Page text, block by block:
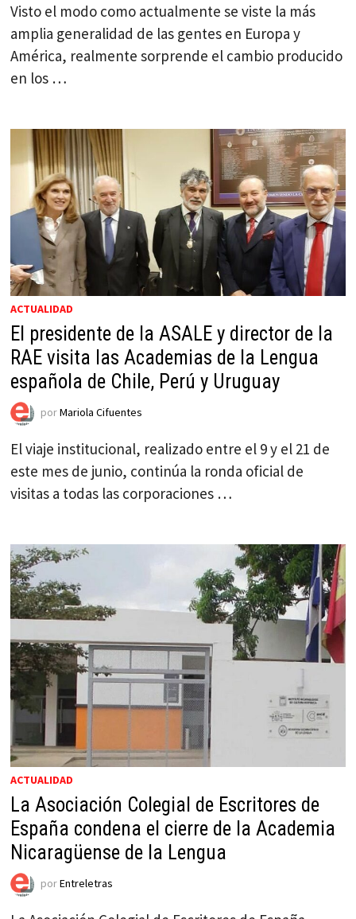
Visto el modo como actualmente se viste la más
amplia generalidad de las gentes en Europa y
América, realmente sorprende el cambio producido
en los …
ACTUALIDAD
El presidente de la ASALE y director de la
RAE visita las Academias de la Lengua
española de Chile, Perú y Uruguay
porMariola Cifuentes
El viaje institucional, realizado entre el 9 y el 21 de
este mes de junio, continúa la ronda oficial de
visitas a todas las corporaciones …
ACTUALIDAD
La Asociación Colegial de Escritores de
España condena el cierre de la Academia
Nicaragüense de la Lengua
porEntreletras